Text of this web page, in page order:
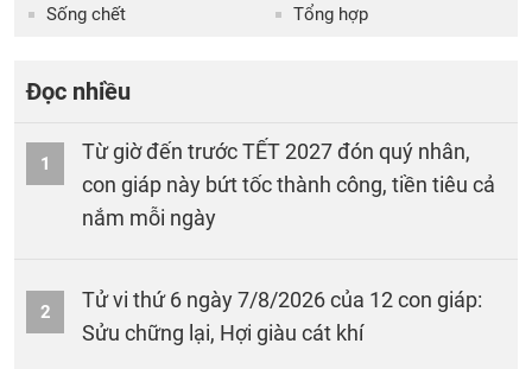
Sống chết Tổng hợp
Đọc nhiều
1
Từ giờ đến trước TẾT 2027 đón quý nhân,
con giáp này bứt tốc thành công, tiền tiêu cả
nắm mỗi ngày
2
Tử vi thứ 6 ngày 7/8/2026 của 12 con giáp:
Sửu chững lại, Hợi giàu cát khí